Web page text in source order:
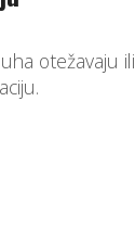
otežavaju ili